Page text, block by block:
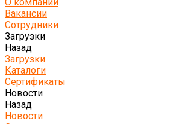
Вакансии
Сотрудники
Загрузки
Назад
Загрузки
Каталоги
Сертификаты
Новости
Назад
Новости